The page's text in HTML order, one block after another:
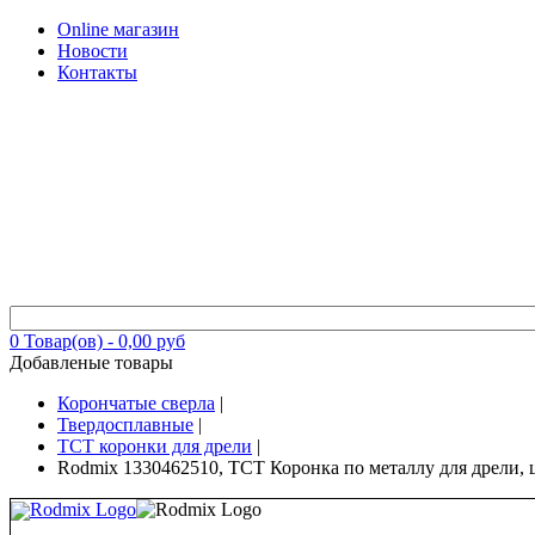
Online магазин
Новости
Контакты
0 Товар(ов) - 0,00 руб
Добавленые товары
Корончатые сверла |
Твердосплавные |
TCT коронки для дрели |
Rodmix 1330462510, ТСТ Коронка по металлу для дрели,
Rodmix Logo